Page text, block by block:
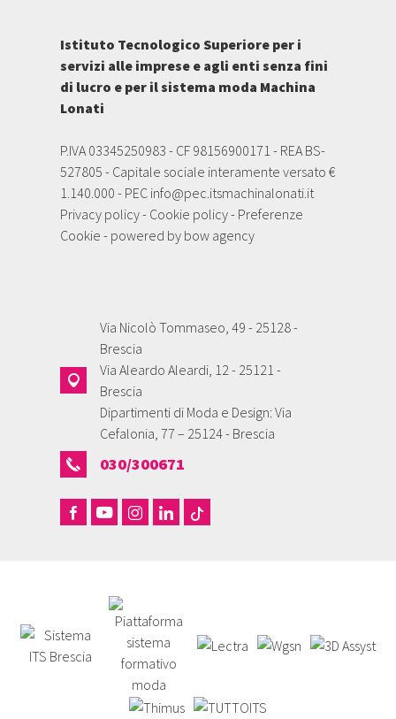
Istituto Tecnologico Superiore per i
servizi alle imprese e agli enti senza fini
di lucro e per il sistema moda Machina
Lonati
P.IVA 03345250983 - CF 98156900171 - REA BS-
527805 - Capitale sociale interamente versato €
1.140.000 - PEC info@pec.itsmachinalonati.it
Privacy policy- Cookie policy- Preferenze
Cookie - powered by bow agency
Via Nicolò Tommaseo, 49 - 25128 -
Brescia
Via Aleardo Aleardi, 12 - 25121 -
Brescia
Dipartimenti di Moda e Design: Via
Cefalonia, 77 – 25124 - Brescia
030/300671